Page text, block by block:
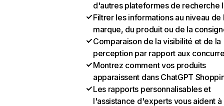
d'autres plateformes de recherche
Filtrer les informations au niveau de
marque, du produit ou de la
Comparaison de la visibilité et de la
perception par rapport aux
Montrez comment vos produits
apparaissent dans ChatGPT
Les rapports personnalisables et
l'assistance d'experts vous aident à